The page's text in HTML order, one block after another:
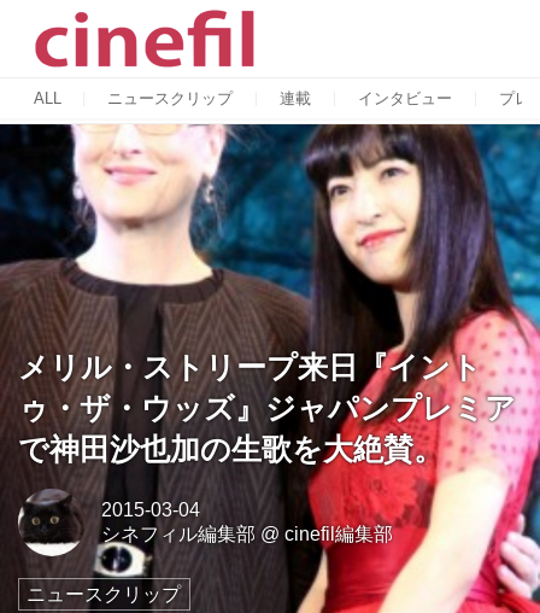
ALL ニュースクリップ 連載 インタビュー プレ
メリル・ストリープ来日『イント
ゥ・ザ・ウッズ』ジャパンプレミア
で神田沙也加の生歌を大絶賛。
2015-03-04
シネフィル編集部@ cinefil編集部
ニュースクリップ